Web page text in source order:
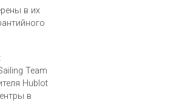
в их
Team
Hublot
в